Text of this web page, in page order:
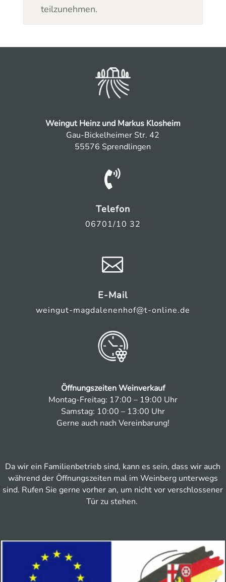
teilzunehmen.
Weingut Heinz und Markus Klosheim
Gau-Bickelheimer Str. 42
55576 Sprendlingen

Telefon
06701/10 32

E-Mail
weingut-magdalenenhof@t-online.de
Öffnungszeiten Weinverkauf
Montag-Freitag: 17:00 – 19:00 Uhr
Samstag: 10:00 – 13:00 Uhr
Gerne auch nach Vereinbarung!
Da wir ein Familienbetrieb sind, kann es sein, dass wir auch
während der Öffnungszeiten mal im Weinberg unterwegs
sind. Rufen Sie gerne vorher an, um nicht vor verschlossener
Tür zu stehen.